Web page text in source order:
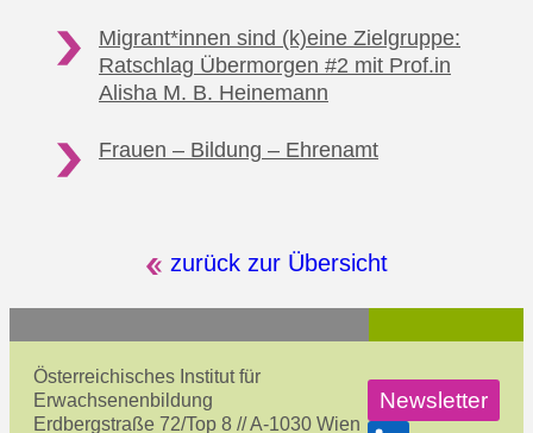
Migrant*innen sind (k)eine Zielgruppe:
Ratschlag Übermorgen #2 mit Prof.in
Alisha M. B. Heinemann
Frauen – Bildung – Ehrenamt
zurück zur Übersicht
Österreichisches Institut für
Erwachsenenbildung
Erdbergstraße 72/Top 8 // A-1030 Wien
Newsletter